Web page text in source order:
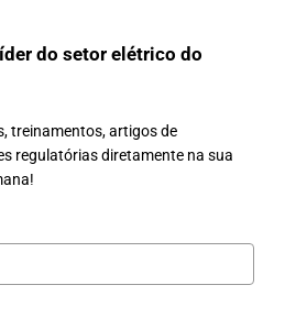
do setor elétrico do
treinamentos, artigos de
regulatórias diretamente na sua